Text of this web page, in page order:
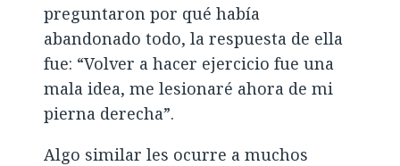
preguntaron por qué había
abandonado todo, la respuesta de ella
fue: “Volver a hacer ejercicio fue una
mala idea, me lesionaré ahora de mi
pierna derecha”.
Algo similar les ocurre a muchos